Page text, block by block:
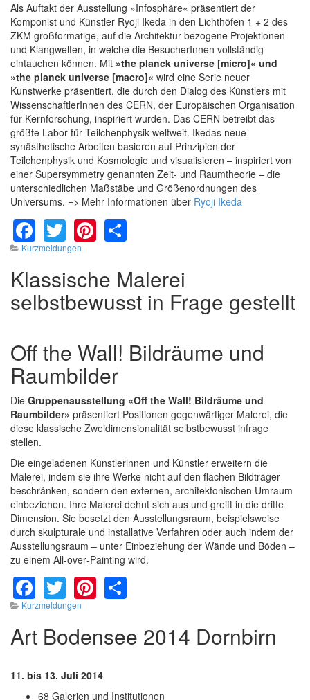
Als Auftakt der Ausstellung »Infosphäre« präsentiert der
Komponist und Künstler Ryoji Ikeda in den Lichthöfen 1 + 2 des
ZKM großformatige, auf die Architektur bezogene Projektionen
und Klangwelten, in welche die BesucherInnen vollständig
eintauchen können. Mit »the planck universe [micro]« und
»the planck universe [macro]« wird eine Serie neuer
Kunstwerke präsentiert, die durch den Dialog des Künstlers mit
WissenschaftlerInnen des CERN, der Europäischen Organisation
für Kernforschung, inspiriert wurden. Das CERN betreibt das
größte Labor für Teilchenphysik weltweit. Ikedas neue
synästhetische Arbeiten basieren auf Prinzipien der
Teilchenphysik und Kosmologie und visualisieren – inspiriert von
einer Supersymmetry genannten Zeit- und Raumtheorie – die
unterschiedlichen Maßstäbe und Größenordnungen des
Universums. => Mehr Informationen über Ryoji Ikeda
Facebook
TwitterPinterest
Kurzmeldungen
Klassische Malerei
selbstbewusst in Frage gestellt
Off the Wall! Bildräume und
Raumbilder
Die Gruppenausstellung «Off the Wall! Bildräume und
Raumbilder» präsentiert Positionen gegenwärtiger Malerei, die
diese klassische Zweidimensionalität selbstbewusst infrage
stellen.
Die eingeladenen Künstlerinnen und Künstler erweitern die
Malerei, indem sie ihre Werke nicht auf den flachen Bildträger
beschränken, sondern den externen, architektonischen Umraum
einbeziehen. Ihre Malerei dehnt sich aus und greift in die dritte
Dimension. Sie besetzt den Ausstellungsraum, beispielsweise
durch skulpturale und installative Verfahren oder auch indem der
Ausstellungsraum – unter Einbeziehung der Wände und Böden –
zu einem All‐over‐Painting wird.
Facebook
TwitterPinterest
Kurzmeldungen
Art Bodensee 2014 Dornbirn
11. bis 13. Juli 2014
68 Galerien und Institutionen